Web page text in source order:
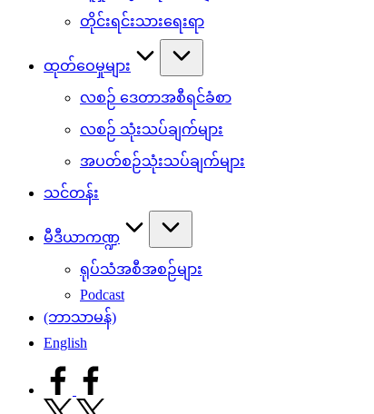
တိုင်းရင်းသားရေးရာ
ထုတ်ဝေမှုများ
လစဉ် ဒေတာအစီရင်ခံစာ
လစဉ် သုံးသပ်ချက်များ
အပတ်စဉ်သုံးသပ်ချက်များ
သင်တန်း
မီဒီယာကဏ္ဍ
ရုပ်သံအစီအစဉ်များ
Podcast
(ဘာသာမန်)
English
facebook.com
twitter.com